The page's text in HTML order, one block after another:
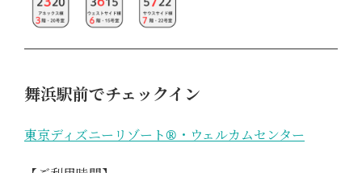
舞浜駅前でチェックイン
東京ディズニーリゾート®・ウェルカムセンター